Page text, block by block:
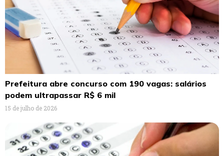
Prefeitura abre concurso com 190 vagas: salários
podem ultrapassar R$ 6 mil
15 de julho de 2026